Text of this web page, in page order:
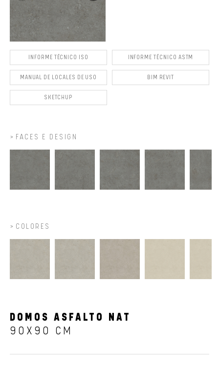
INFORME TÉCNICO ISO INFORME TÉCNICO ASTM
MANUAL DE LOCALES DE USO BIM REVIT
SKETCHUP
FACES E DESIGN
COLORES
DOMOS ASFALTO NAT
90X90 CM